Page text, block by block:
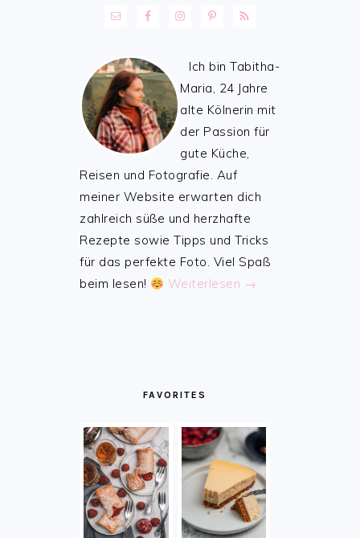
Ich bin Tabitha-
Maria, 24 Jahre
alte Kölnerin mit
der Passion für
gute Küche,
Reisen und Fotografie. Auf
meiner Website erwarten dich
zahlreich süße und herzhafte
Rezepte sowie Tipps und Tricks
für das perfekte Foto. Viel Spaß
beim lesen!
Weiterlesen →
FAVORITES